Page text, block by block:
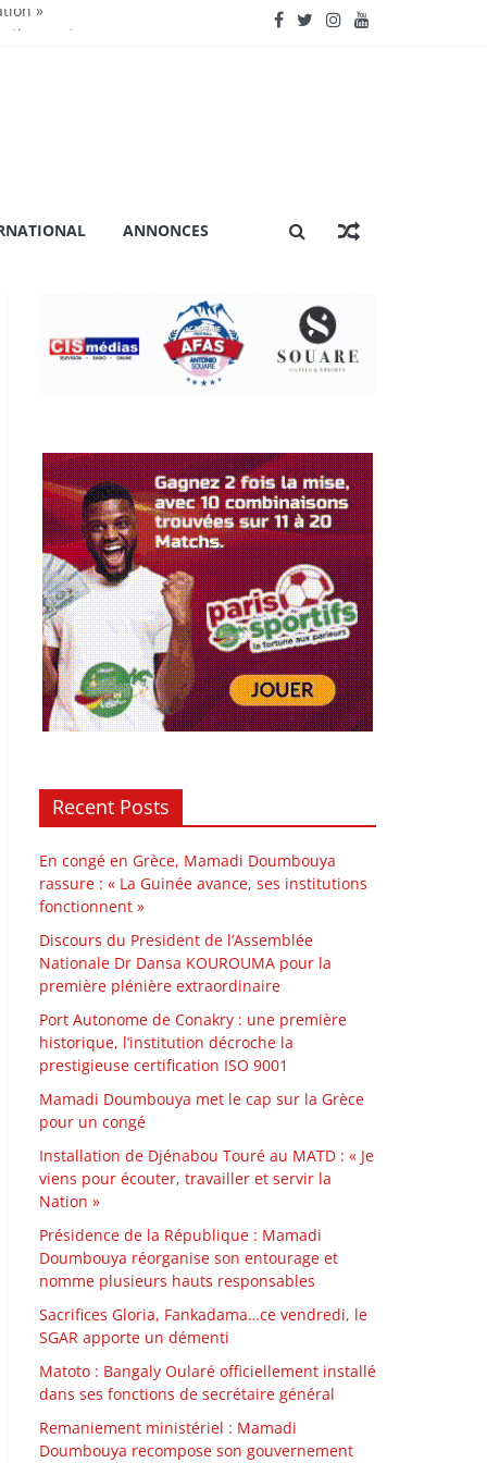
»
ANNONCES
Recent Posts
En congé en Grèce, Mamadi Doumbouya
rassure : « La Guinée avance, ses institutions
fonctionnent »
Discours du President de l’Assemblée
Nationale Dr Dansa KOUROUMA pour la
première plénière extraordinaire
Port Autonome de Conakry : une première
historique, l’institution décroche la
prestigieuse certification ISO 9001
Mamadi Doumbouya met le cap sur la Grèce
pour un congé
Installation de Djénabou Touré au MATD : « Je
viens pour écouter, travailler et servir la
Nation »
Présidence de la République : Mamadi
Doumbouya réorganise son entourage et
nomme plusieurs hauts responsables
Sacrifices Gloria, Fankadama…ce vendredi, le
SGAR apporte un démenti
Matoto : Bangaly Oularé officiellement installé
dans ses fonctions de secrétaire général
Remaniement ministériel : Mamadi
Doumbouya recompose son gouvernement